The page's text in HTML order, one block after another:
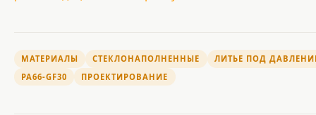
МАТЕРИАЛЫ СТЕКЛОНАПОЛНЕННЫЕ
ЛИТЬЕ ПОД
PA66-GF30
ПРОЕКТИРОВАНИЕ